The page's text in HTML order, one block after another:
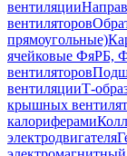
вентиляции
вентиляторов
прямоугольные)
ячейковые ФяРБ,
вентиляторов
вентиляцииТ-
крышных
калориферами
электродвигателя